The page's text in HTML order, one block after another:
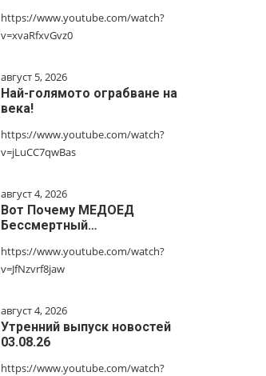
https://www.youtube.com/watch?
v=xvaRfxvGvz0
август 5, 2026
Най-голямото ограбване на
века!
https://www.youtube.com/watch?
v=jLuCC7qwBas
август 4, 2026
Вот Почему МЕДОЕД
Бессмертный…
https://www.youtube.com/watch?
v=JfNzvrf8jaw
август 4, 2026
Утренний выпуск новостей
03.08.26
https://www.youtube.com/watch?